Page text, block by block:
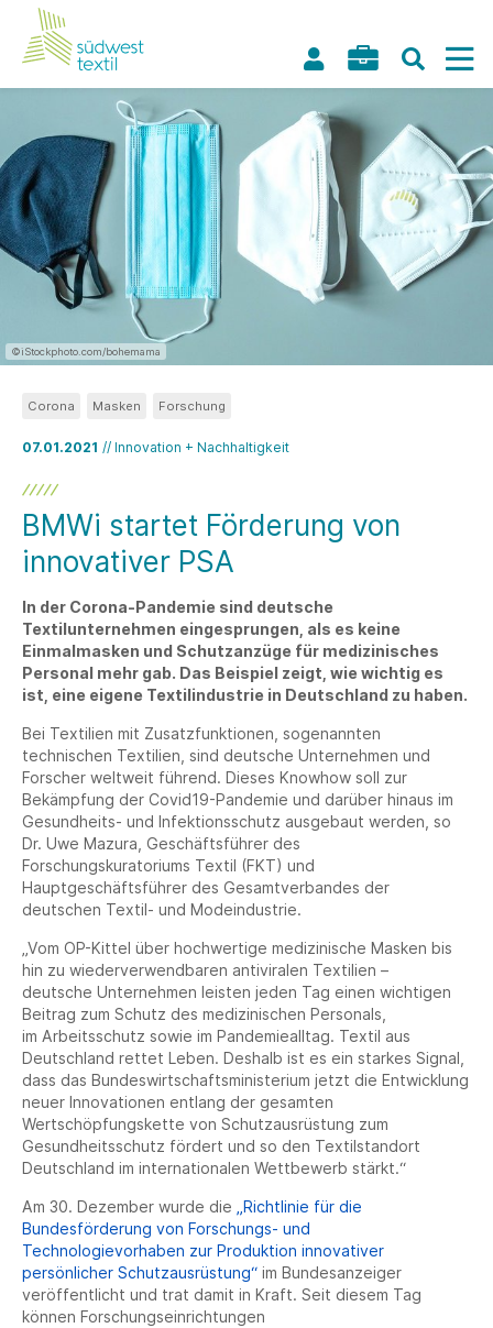
©iStockphoto.com/bohemama
07.01.2021 // Innovation + Nachhaltigkeit
Corona Masken Forschung
BMWi startet Förderung von
innovativer PSA
In der Corona-Pandemie sind deutsche
Textilunternehmen eingesprungen, als es keine
Einmalmasken und Schutzanzüge für medizinisches
Personal mehr gab. Das Beispiel zeigt, wie wichtig es
ist, eine eigene Textilindustrie in Deutschland zu haben.
Bei Textilien mit Zusatzfunktionen, sogenannten
technischen Textilien, sind deutsche Unternehmen und
Forscher weltweit führend. Dieses Knowhow soll zur
Bekämpfung der Covid19-Pandemie und darüber hinaus im
Gesundheits- und Infektionsschutz ausgebaut werden, so
Dr. Uwe Mazura, Geschäftsführer des
Forschungskuratoriums Textil (FKT) und
Hauptgeschäftsführer des Gesamtverbandes der
deutschen Textil- und Modeindustrie.
„Vom OP-Kittel über hochwertige medizinische Masken bis
hin zu wiederverwendbaren antiviralen Textilien –
deutsche Unternehmen leisten jeden Tag einen wichtigen
Beitrag zum Schutz des medizinischen Personals,
im Arbeitsschutz sowie im Pandemiealltag. Textil aus
Deutschland rettet Leben. Deshalb ist es ein starkes Signal,
dass das Bundeswirtschaftsministerium jetzt die Entwicklung
neuer Innovationen entlang der gesamten
Wertschöpfungskette von Schutzausrüstung zum
Gesundheitsschutz fördert und so den Textilstandort
Deutschland im internationalen Wettbewerb stärkt.“
Am 30. Dezember wurde die
„Richtlinie für die
Bundesförderung von Forschungs- und
Technologievorhaben zur Produktion innovativer
persönlicher Schutzausrüstung“ im Bundesanzeiger
veröffentlicht und trat damit in Kraft. Seit diesem Tag
können Forschungseinrichtungen